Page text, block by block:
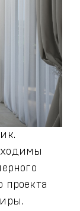
проекта